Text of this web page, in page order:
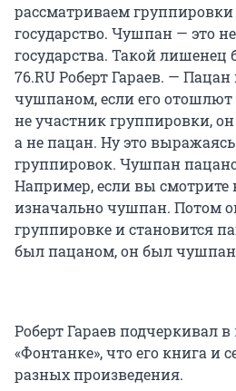
рассматриваем
государство. Чушпан — это
государства. Такой лишенец
76.RU Роберт Гараев. —
чушпаном, если его
не участник группировки,
а не пацан. Ну это
группировок. Чушпан
Например, если вы смотрите
изначально чушпан. Потом
группировке и становится
был пацаном, он был
Роберт Гараев подчеркивал в
«Фонтанке», что его книга и
разных произведения.